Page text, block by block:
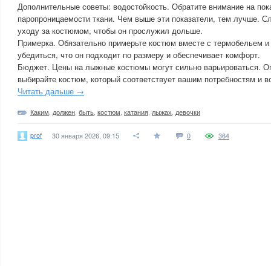
Дополнительные советы: водостойкость. Обратите внимание на
паропроницаемости ткани. Чем выше эти показатели, тем лучше.
уходу за костюмом, чтобы он прослужил дольше.
Примерка. Обязательно примерьте костюм вместе с термобельем
убедиться, что он подходит по размеру и обеспечивает комфорт.
Бюджет. Цены на лыжные костюмы могут сильно варьироваться.
выбирайте костюм, который соответствует вашим потребностям и
Читать дальше →
Каким должен быть костюм катания лыжах девочки
prof 30 января 2026, 09:15 0 364